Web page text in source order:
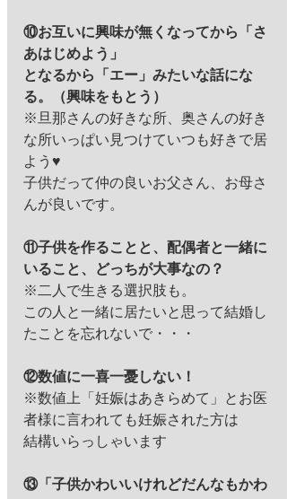
⑩お互いに興味が無くなってから「さ
あはじめよう」
となるから「エー」みたいな話にな
る。（興味をもとう）
※旦那さんの好きな所、奥さんの好き
な所いっぱい見つけていつも好きで居
よう♥
子供だって仲の良いお父さん、お母さ
んが良いです。
⑪子供を作ることと、配偶者と一緒に
いること、どっちが大事なの？
※二人で生きる選択肢も。
この人と一緒に居たいと思って結婚し
たことを忘れないで・・・
⑫数値に一喜一憂しない！
※数値上「妊娠はあきらめて」とお医
者様に言われても妊娠された方は
結構いらっしゃいます
⑬「子供かわいいけれどだんなもかわ